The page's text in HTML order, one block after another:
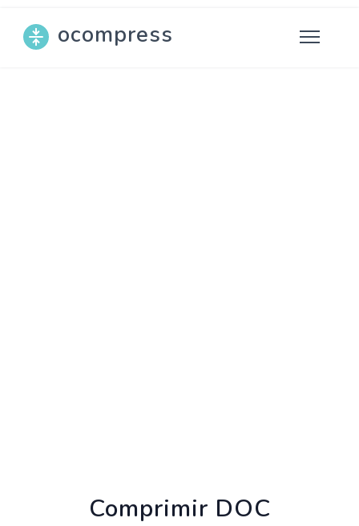
ocompress
Comprimir DOC